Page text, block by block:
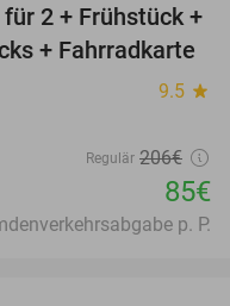
59%
2 + Frühstück +
+ Fahrradkarte
9.5 star
Regulär 206€
85€
p. P.